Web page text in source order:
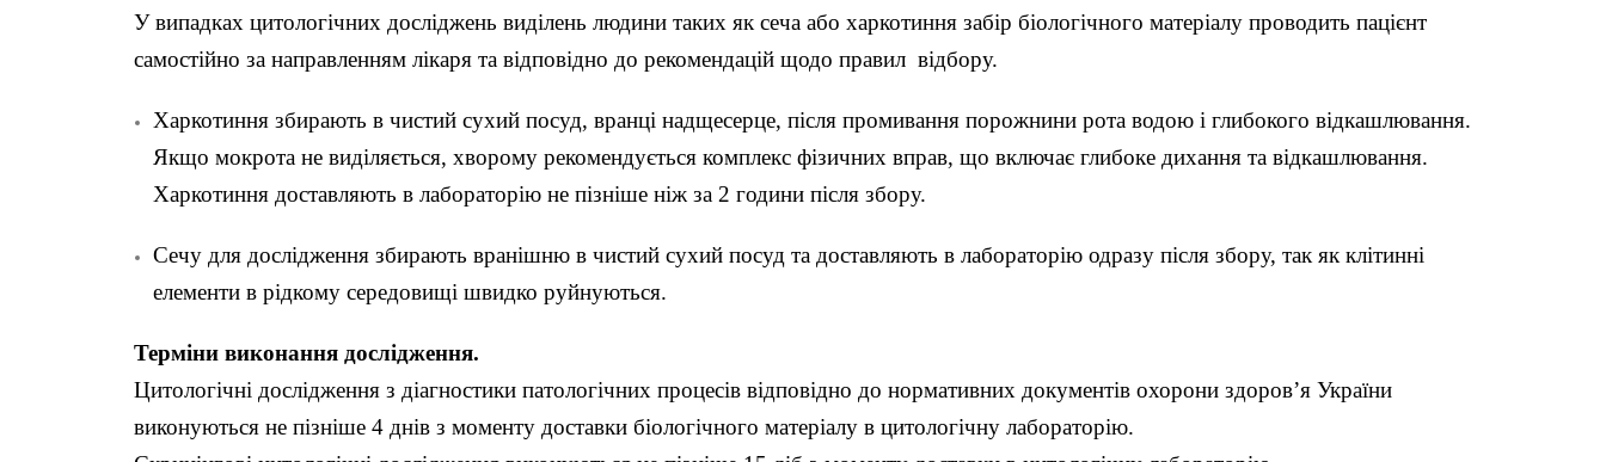
У випадках цитологічних досліджень виділень людини таких як сеча або харкотиння забір біологічного матеріалу проводить пацієнт
самостійно за направленням лікаря та відповідно до рекомендацій щодо правил відбору.
Харкотиння збирають в чистий сухий посуд, вранці надщесерце, після промивання порожнини рота водою і глибокого відкашлювання.
Якщо мокрота не виділяється, хворому рекомендується комплекс фізичних вправ, що включає глибоке дихання та відкашлювання.
Харкотиння доставляють в лабораторію не пізніше ніж за 2 години після збору.
Сечу для дослідження збирають вранішню в чистий сухий посуд та доставляють в лабораторію одразу після збору, так як клітинні
елементи в рідкому середовищі швидко руйнуються.
Терміни виконання дослідження.
Цитологічні дослідження з діагностики патологічних процесів відповідно до нормативних документів охорони здоров’я України
виконуються не пізніше 4 днів з моменту доставки біологічного матеріалу в цитологічну лабораторію.